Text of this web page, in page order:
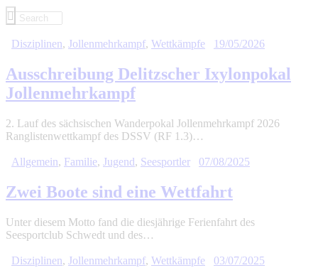
Disziplinen, Jollenmehrkampf, Wettkämpfe 19/05/2026
Ausschreibung Delitzscher Ixylonpokal
Jollenmehrkampf
2. Lauf des sächsischen Wanderpokal Jollenmehrkampf 2026
Ranglistenwettkampf des DSSV (RF 1.3)…
Allgemein, Familie, Jugend, Seesportler 07/08/2025
Zwei Boote sind eine Wettfahrt
Unter diesem Motto fand die diesjährige Ferienfahrt des
Seesportclub Schwedt und des…
Disziplinen, Jollenmehrkampf, Wettkämpfe 03/07/2025